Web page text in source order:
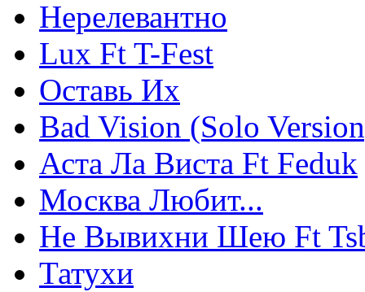
Нерелевантно
Lux Ft T-Fest
Оставь Их
Bad Vision (Solo
Аста Ла Виста Ft Feduk
Москва Любит...
Не Вывихни Шею Ft
Татухи